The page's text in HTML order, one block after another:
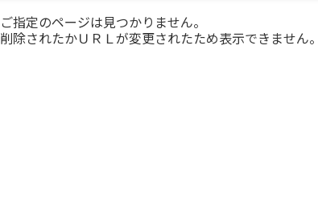
ご指定のページは見つかりません。
削除されたかＵＲＬが変更されたため表示できません。